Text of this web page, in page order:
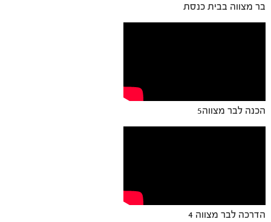
בר מצווה בבית כנסת
הכנה לבר מצווה5
הדרכה לבר מצווה 4